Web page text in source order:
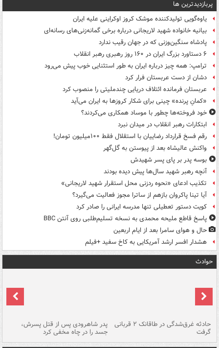
پربازدیدترین ها
یاوه‌گویی تولیدکننده موشک کروز اوکراینی علیه ایران
بیانیه خانواده شهید لاریجانی درباره برخی گمانه‌زنی‌های رسانه‌ای
پادشاه سنگین‌وزنی که در جهان رقیب ندارد
۶ دستاورد بزرگ ایران در ۱۶۰ روز رهبری رهبر انقلاب
ترامپ: همه چیز درباره ایران به طور استثنایی خوب پیش می‌رود
دشان از دست عربستان فرار کرد
عربستان فرمانده ائتلاف دریایی چندملیتی را منصوب کرد
«کمانِ پرنده» چینی برای شکار کروزها به ایران می‌آید
خود فروخته‌ها چطور با موساد همکاری می‌کردند؟
ابتکارات رهبر انقلاب در میدان نبرد
رقم فسخ قرارداد رضاییان با استقلال فقط ۱۰۰میلیون تومان!
واکنش عالیشاه بعد از پیوستن به گل‌گهر
بوسه‌ پدر بر پای پسر شهیدش
آنچه رهبر شهید سال‌ها پیش دیده بودند
تکذیب ادعای «نحوه ردزنی محل استقرار شهید لاریجانی»
آیا تینا پاکروان بازهم از ساترا مجوز فعالیت می‌گیرد؟
کویت دستور تعطیلی تنها مدرسه ایرانی را صادر کرد
پاسخ قاطع ملیحه محمدی به نسخه تسلیم‌طلبی روی آنتن BBC
حال و هوای سامرا بعد از ایام اربعین
هشدار افسر ارشد آمریکایی به کاخ سفید +فیلم
حوادث
حادثه غرق‌شدگی در طاقانک ۲ قربانی
گرفت
پدر شاهرودی پس از قتل پسرش،
جسد را در چاه مخفی کرد